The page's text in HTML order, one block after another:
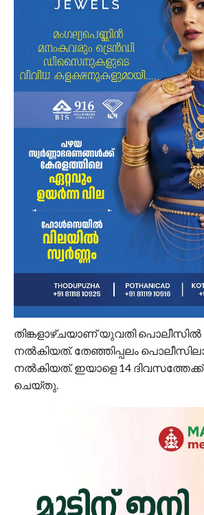
തിങ്കളാഴ്ചയാണ് യുവതി പൊലീസില്‍
നല്‍കിയത്. തേഞ്ഞിപ്പലം
നല്‍കിയത്. ഇയാളെ 14
ചെയ്തു.